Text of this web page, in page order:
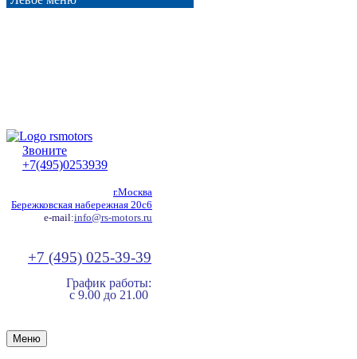
Звоните
+7(495)0253939
г.Москва
Бережковская набережная 20с6
e-mail:info@rs-motors.ru
+7 (495) 025-39-39
График работы:
с 9.00 до 21.00
Меню